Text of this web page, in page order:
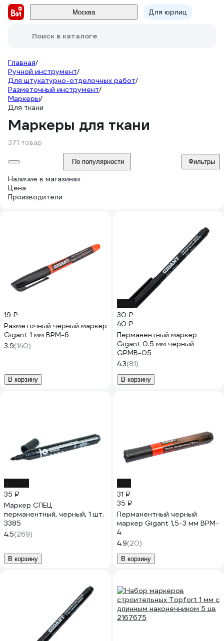
Москва Для юрлиц
Поиск в каталоге
Главная/
Ручной инструмент/
Для штукатурно-отделочных работ/
Разметочный инструмент/
Маркеры/
Для ткани
Маркеры для ткани
371 товар
По популярности Фильтры
Наличие в магазинах
Цена
Производители
19 ₽
Разметочный черный маркер
Gigant 1 мм BPM-6
3.9(140)
В корзину
30 ₽
40 ₽
Перманентный маркер
Gigant 0.5 мм черный
GPMB-05
4.3(81)
В корзину
35 ₽
Маркер СПЕЦ
перманентный, черный, 1 шт.
3385
4.5(269)
В корзину
31 ₽
35 ₽
Перманентный черный
маркер Gigant 1,5-3 мм BPM-
4
4.9(20)
В корзину